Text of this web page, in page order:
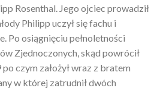
Rosenthal. Jego ojciec prowadził
Philipp uczył się fachu i
Po osiągnięciu pełnoletności
Zjednoczonych, skąd powrócił
czym założył wraz z bratem
w której zatrudnił dwóch